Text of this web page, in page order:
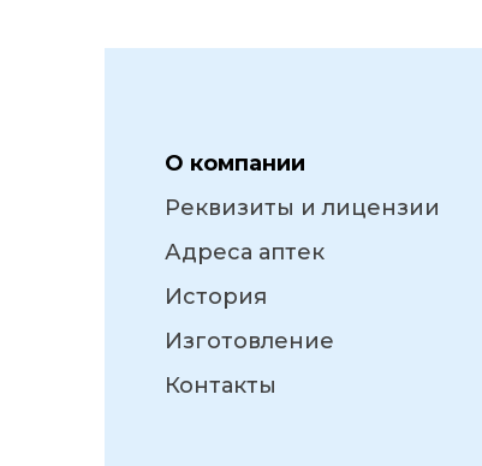
О компании
Реквизиты и лицензии
Адреса аптек
История
Изготовление
Контакты